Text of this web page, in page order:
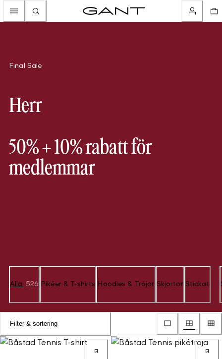
Final Sale
Herr
50% + 10% rabatt för
medlemmar
Alla 526 Pikéer & T-shirts Hoodies & Tröjor Skjortor Stickat
Filter & sortering